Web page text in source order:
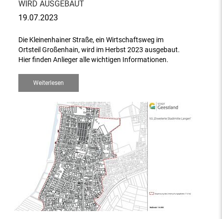
RD AUSGEBAUT
19.07.2023
Die Kleinenhainer Straße, ein Wirtschaftsweg im
Ortsteil Großenhain, wird im Herbst 2023 ausgebaut.
Hier finden Anlieger alle wichtigen Informationen.
Weiterlesen